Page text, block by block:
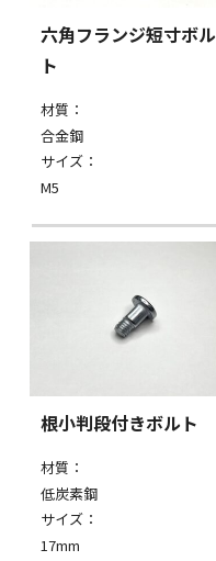
六角フランジ短寸ボル
ト
材質：
合金鋼
サイズ：
M5
根小判段付きボルト
材質：
低炭素鋼
サイズ：
17mm